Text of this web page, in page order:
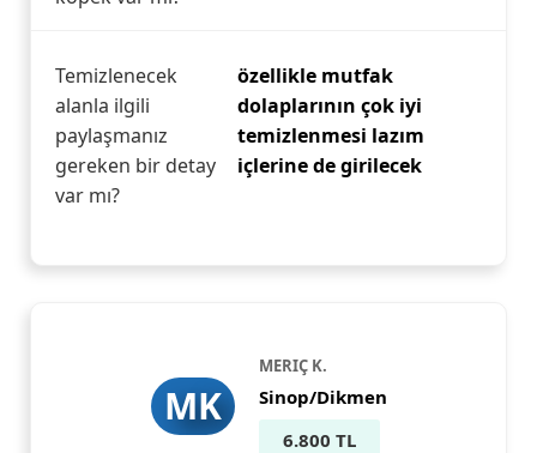
Temizlenecek
alanla ilgili
paylaşmanız
gereken bir detay
var mı?
özellikle mutfak
dolaplarının çok iyi
temizlenmesi lazım
içlerine de girilecek
MK
MERIÇ K.
Sinop/Dikmen
6.800 TL